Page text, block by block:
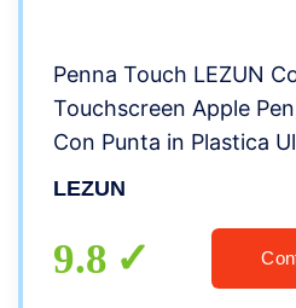
Penna Touch LEZUN
Touchscreen Apple
Con Punta in Plastica
MM Compatibile con
LEZUN
9.8